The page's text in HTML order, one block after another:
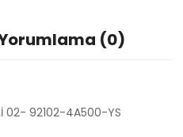
(0)
02- 92102-4A500-YS